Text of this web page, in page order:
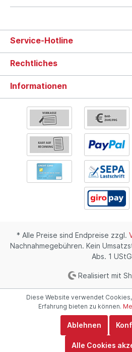
Service-Hotline
Rechtliches
Informationen
* Alle Preise sind Endpreise zzgl.
Nachnahmegebühren. Kein
Abs. 1
Realisiert mit
Diese Website verwendet
Erfahrung bieten zu können.
Ablehnen
Alle Cookies